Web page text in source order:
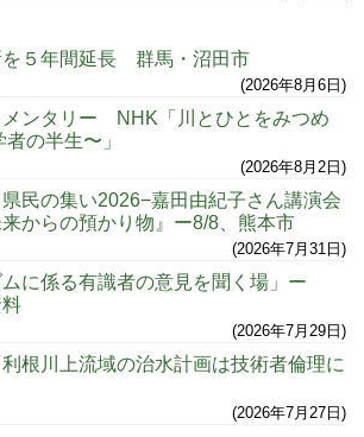
を５年間延長 群馬・沼田市
2026年8月6日
メンタリー NHK「川とひとをみつめ
の半生〜」
2026年8月2日
民の集い2026−嘉田由紀子さん講演会
来からの預かり物』ー8/8、熊本市
2026年7月31日
に係る有識者の意見を聞く場」ー
2026年7月29日
根川上流域の治水計画は技術者倫理に
2026年7月27日